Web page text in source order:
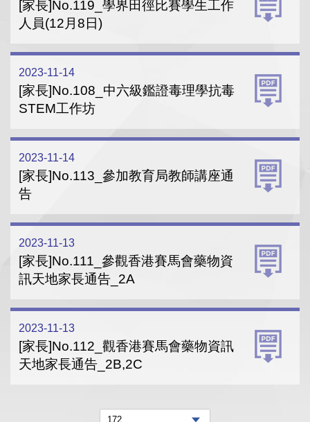
[家長]No.119_學界田徑比賽學生工作
人員(12月8日)
2023-11-14
[家長]No.108_中六級鑑證毒理學抗毒
STEM工作坊
2023-11-14
[家長]No.113_參加教育局教師講座通
告
2023-11-13
[家長]No.111_參觀香港賽馬會藥物資
訊天地家長通告_2A
2023-11-13
[家長]No.112_觀香港賽馬會藥物資訊
天地家長通告_2B,2C